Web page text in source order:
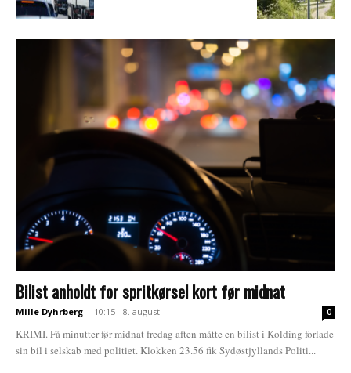
Bilist anholdt for spritkørsel kort før midnat
Mille Dyhrberg - 10:15 - 8. august 0
KRIMI. Få minutter før midnat fredag aften måtte en bilist i Kolding forlade
sin bil i selskab med politiet. Klokken 23.56 fik Sydøstjyllands Politi...